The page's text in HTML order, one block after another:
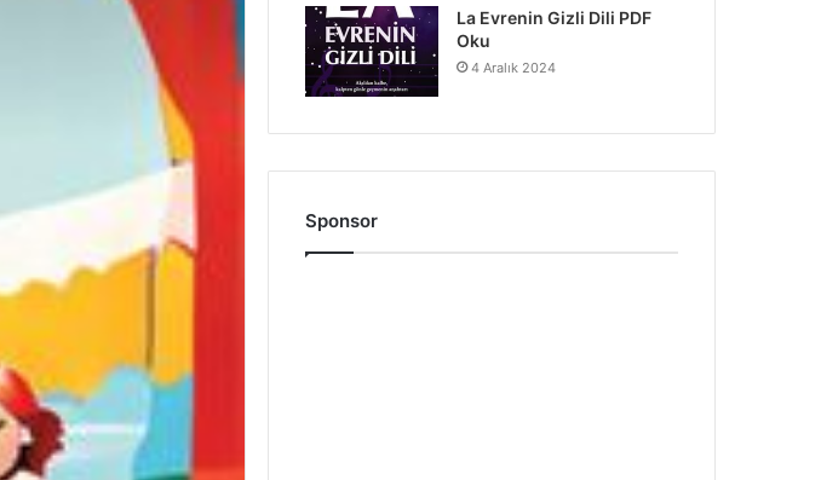
La Evrenin Gizli Dili PDF
Oku
4 Aralık 2024
Sponsor